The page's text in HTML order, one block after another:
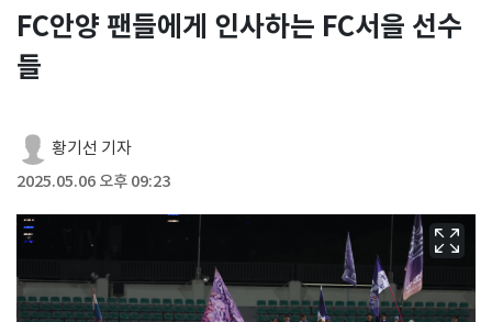
FC안양 팬들에게 인사하는 FC서을 선수
들
황기선 기자
2025.05.06 오후 09:23